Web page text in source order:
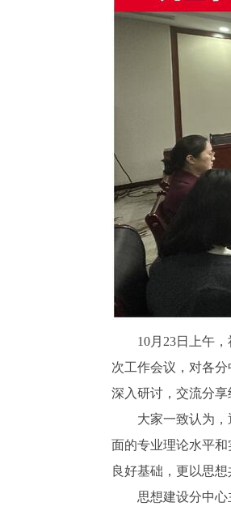
10月23日上午
次工作会议，对各
深入研讨，交流分
大家一致认为
面的专业理论水平
良好基础，更以思
思想建设分中